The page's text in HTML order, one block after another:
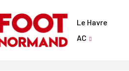
Le Havre
AC